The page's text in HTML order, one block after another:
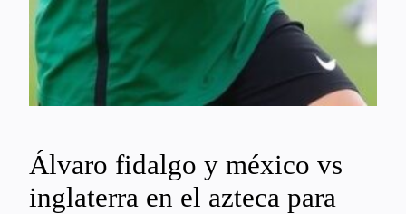
Álvaro fidalgo y méxico vs
inglaterra en el azteca para